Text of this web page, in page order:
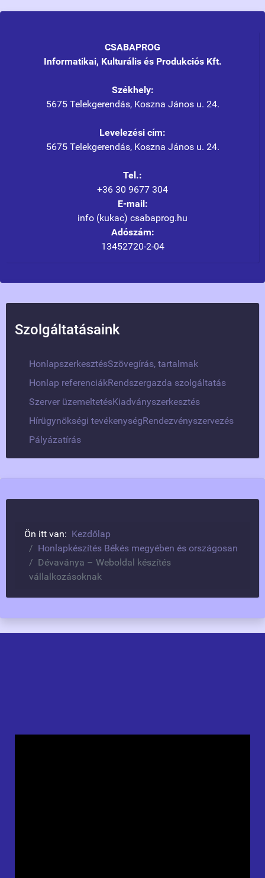
CSABAPROG
Informatikai, Kulturális és Produkciós Kft.
Székhely:
5675 Telekgerendás, Koszna János u. 24.
Levelezési cím:
5675 Telekgerendás, Koszna János u. 24.
Tel.:
+36 30 9677 304
E-mail:
info (kukac) csabaprog.hu
Adószám:
13452720-2-04
Szolgáltatásaink
HonlapszerkesztésSzövegírás, tartalmak
Honlap referenciákRendszergazda szolgáltatás
Szerver üzemeltetésKiadványszerkesztés
Hírügynökségi tevékenységRendezvényszervezés
Pályázatírás
Ön itt van: Kezdőlap
Honlapkészítés Békés megyében és országosan
Dévaványa – Weboldal készítés
vállalkozásoknak